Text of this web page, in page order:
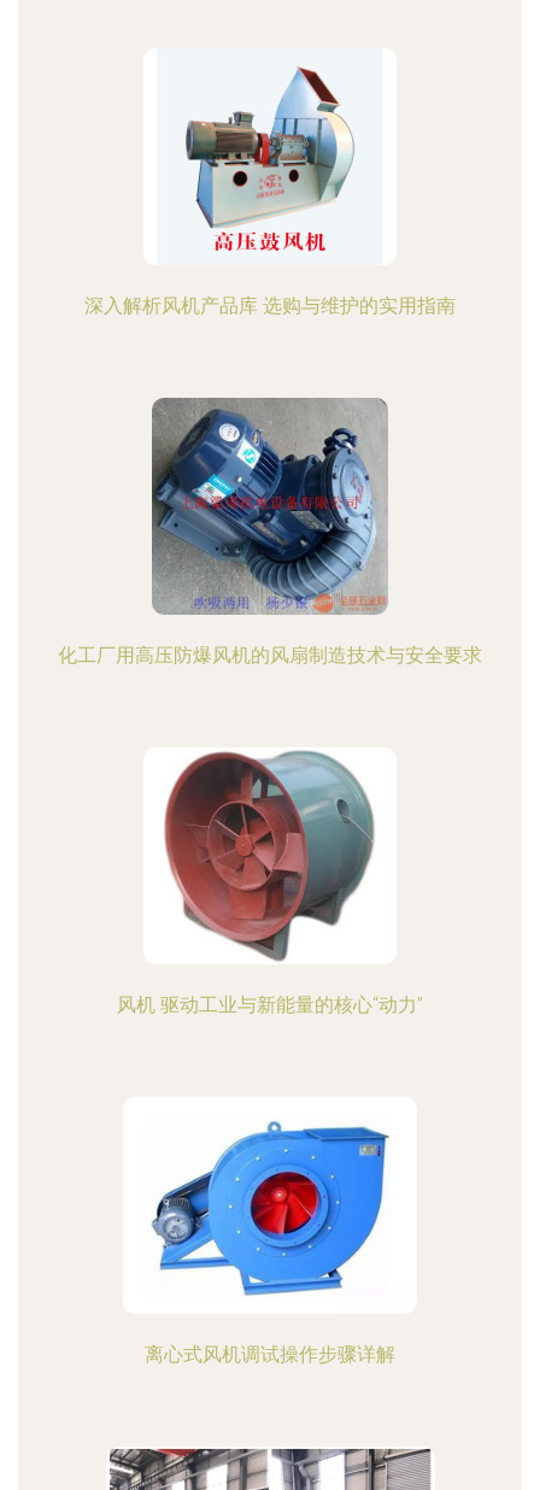
深入解析风机产品库 选购与维护的实用指南
化工厂用高压防爆风机的风扇制造技术与安全要求
风机 驱动工业与新能量的核心“动力”
离心式风机调试操作步骤详解